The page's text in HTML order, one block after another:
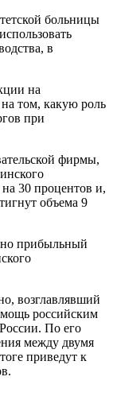
больницы
в
на
том, какую роль
при
фирмы,
30 процентов и,
объема 9
прибыльный
возглавлявший
российским
По его
между двумя
приведут к